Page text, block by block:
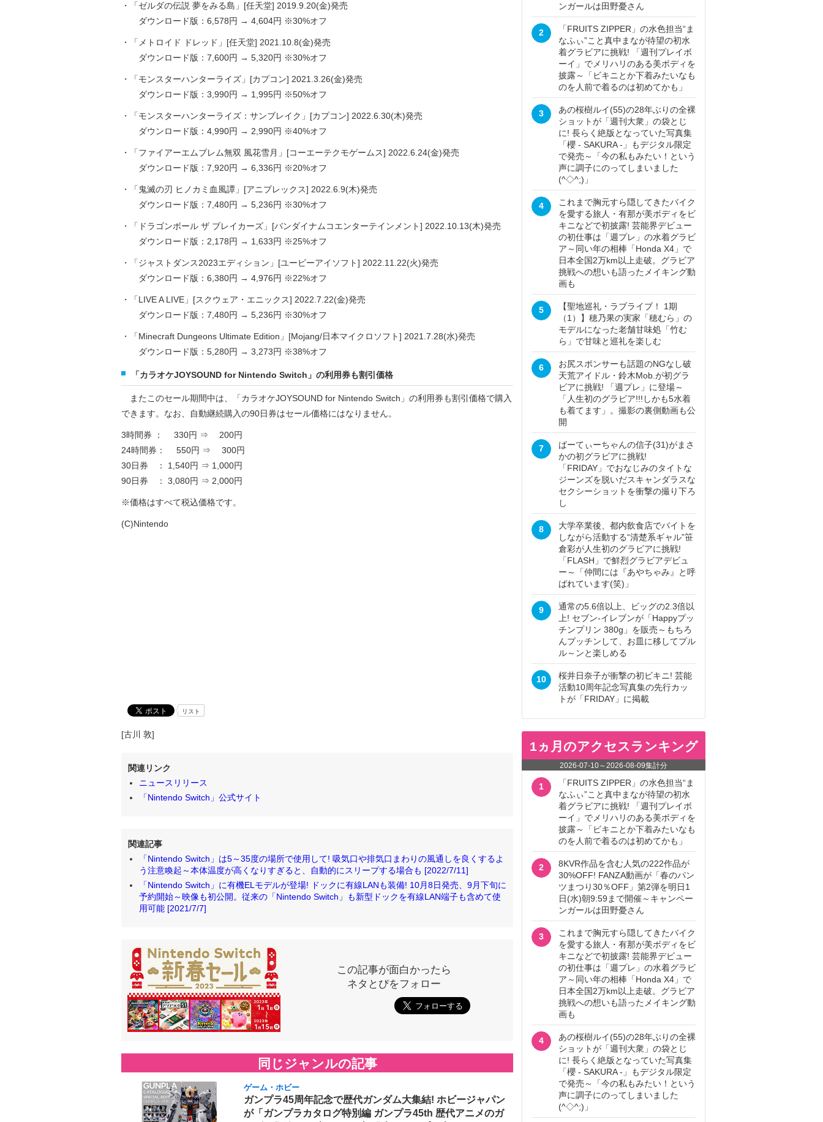
・「ゼルダの伝説 夢をみる島」[任天堂] 2019.9.20(金)発売
ダウンロード版：6,578円 → 4,604円 ※30%オフ
・「メトロイド ドレッド」[任天堂] 2021.10.8(金)発売
ダウンロード版：7,600円 → 5,320円 ※30%オフ
・「モンスターハンターライズ」[カプコン] 2021.3.26(金)発売
ダウンロード版：3,990円 → 1,995円 ※50%オフ
・「モンスターハンターライズ：サンブレイク」[カプコン] 2022.6.30(木)発売
ダウンロード版：4,990円 → 2,990円 ※40%オフ
・「ファイアーエムブレム無双 風花雪月」[コーエーテクモゲームス] 2022.6.24(金)発売
ダウンロード版：7,920円 → 6,336円 ※20%オフ
・「鬼滅の刃 ヒノカミ血風譚」[アニプレックス] 2022.6.9(木)発売
ダウンロード版：7,480円 → 5,236円 ※30%オフ
・「ドラゴンボール ザ ブレイカーズ」[バンダイナムコエンターテインメント] 2022.10.13(木)発売
ダウンロード版：2,178円 → 1,633円 ※25%オフ
・「ジャストダンス2023エディション」[ユービーアイソフト] 2022.11.22(火)発売
ダウンロード版：6,380円 → 4,976円 ※22%オフ
・「LIVE A LIVE」[スクウェア・エニックス] 2022.7.22(金)発売
ダウンロード版：7,480円 → 5,236円 ※30%オフ
・「Minecraft Dungeons Ultimate Edition」[Mojang/日本マイクロソフト] 2021.7.28(水)発売
ダウンロード版：5,280円 → 3,273円 ※38%オフ
「カラオケJOYSOUND for Nintendo Switch」の利用券も割引価格
またこのセール期間中は、「カラオケJOYSOUND for Nintendo Switch」の利用券も割引価格で購入
できます。なお、自動継続購入の90日券はセール価格にはなりません。
3時間券 ： 330円 ⇒ 200円
24時間券： 550円 ⇒ 300円
30日券 ： 1,540円 ⇒ 1,000円
90日券 ： 3,080円 ⇒ 2,000円
※価格はすべて税込価格です。
(C)Nintendo
リスト
[古川 敦]
関連リンク
ニュースリリース
「Nintendo Switch」公式サイト
関連記事
「Nintendo Switch」は5～35度の場所で使用して! 吸気口や排気口まわりの風通しを良くするよ
う注意喚起～本体温度が高くなりすぎると、自動的にスリープする場合も [2022/7/11]
「Nintendo Switch」に有機ELモデルが登場! ドックに有線LANも装備! 10月8日発売、9月下旬に
予約開始～映像も初公開。従来の「Nintendo Switch」も新型ドックを有線LAN端子も含めて使
用可能 [2021/7/7]
この記事が面白かったら
ネタとぴをフォロー
同じジャンルの記事
ゲーム・ホビー
ガンプラ45周年記念で歴代ガンダム大集結! ホビージャパン
が「ガンプラカタログ特別編 ガンプラ45th 歴代アニメのガ
ンガールは田野憂さん
2
「FRUITS ZIPPER」の水色担当“ま
なふぃ”こと真中まなが待望の初水
着グラビアに挑戦! 「週刊プレイボ
ーイ」でメリハリのある美ボディを
披露～「ビキニとか下着みたいなも
のを人前で着るのは初めてかも」
3
あの桜樹ルイ(55)の28年ぶりの全裸
ショットが「週刊大衆」の袋とじ
に! 長らく絶版となっていた写真集
「櫻 - SAKURA -」もデジタル限定
で発売～「今の私もみたい！という
声に調子にのってしまいました
(^◇^;)」
4
これまで胸元すら隠してきたバイク
を愛する旅人・有那が美ボディをビ
キニなどで初披露! 芸能界デビュー
の初仕事は「週プレ」の水着グラビ
ア～同い年の相棒「Honda X4」で
日本全国2万km以上走破。グラビア
挑戦への想いも語ったメイキング動
画も
5
【聖地巡礼・ラブライブ！ 1期
（1）】穂乃果の実家「穂むら」の
モデルになった老舗甘味処「竹む
ら」で甘味と巡礼を楽しむ
6
お尻スポンサーも話題のNGなし破
天荒アイドル・鈴木Mob.が初グラ
ビアに挑戦! 「週プレ」に登場～
「人生初のグラビア!!!しかも5水着
も着てます」。撮影の裏側動画も公
開
7
ぱーてぃーちゃんの信子(31)がまさ
かの初グラビアに挑戦!
「FRIDAY」でおなじみのタイトな
ジーンズを脱いだスキャンダラスな
セクシーショットを衝撃の撮り下ろ
し
8
大学卒業後、都内飲食店でバイトを
しながら活動する“清楚系ギャル”笹
倉彩が人生初のグラビアに挑戦!
「FLASH」で鮮烈グラビアデビュ
ー～「仲間には『あやちゃみ』と呼
ばれています(笑)」
9
通常の5.6倍以上、ビッグの2.3倍以
上! セブン‐イレブンが「Happyプッ
チンプリン 380g」を販売～もちろ
んプッチンして、お皿に移してプル
ル～ンと楽しめる
10
桜井日奈子が衝撃の初ビキニ! 芸能
活動10周年記念写真集の先行カッ
トが「FRIDAY」に掲載
1ヵ月のアクセスランキング
2026-07-10～2026-08-09集計分
1
「FRUITS ZIPPER」の水色担当“ま
なふぃ”こと真中まなが待望の初水
着グラビアに挑戦! 「週刊プレイボ
ーイ」でメリハリのある美ボディを
披露～「ビキニとか下着みたいなも
のを人前で着るのは初めてかも」
2
8KVR作品を含む人気の222作品が
30%OFF! FANZA動画が「春のパン
ツまつり30％OFF」第2弾を明日1
日(水)朝9:59まで開催～キャンペー
ンガールは田野憂さん
3
これまで胸元すら隠してきたバイク
を愛する旅人・有那が美ボディをビ
キニなどで初披露! 芸能界デビュー
の初仕事は「週プレ」の水着グラビ
ア～同い年の相棒「Honda X4」で
日本全国2万km以上走破。グラビア
挑戦への想いも語ったメイキング動
画も
4
あの桜樹ルイ(55)の28年ぶりの全裸
ショットが「週刊大衆」の袋とじ
に! 長らく絶版となっていた写真集
「櫻 - SAKURA -」もデジタル限定
で発売～「今の私もみたい！という
声に調子にのってしまいました
(^◇^;)」